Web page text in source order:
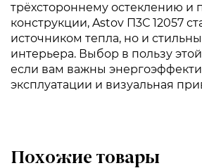
трёхстороннему остеклению и
конструкции, Astov П3С 12057
источником тепла, но и
интерьера. Выбор в пользу
если вам важны
эксплуатации и визуальная
Похожие товары